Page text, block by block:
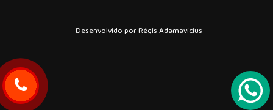
Desenvolvido por Régis Adamavicius